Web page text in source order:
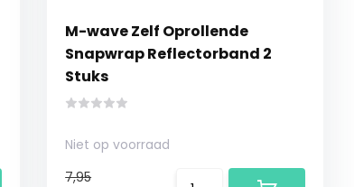
M-wave Zelf Oprollende
Snapwrap Reflectorband 2
Stuks
Niet op voorraad
7,95